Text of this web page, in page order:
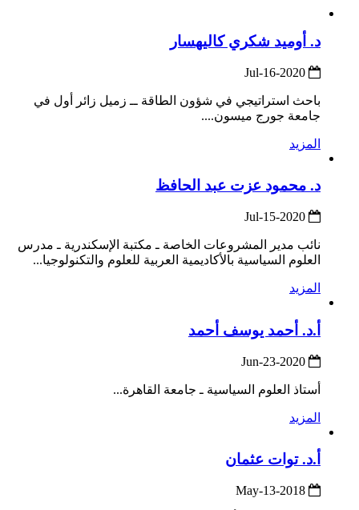
د. أوميد شكري كاليهسار
باحث استراتيجي في شؤون الطاقة ــ زميل زائر أول في
جامعة جورج ميسون....
المزيد
د. محمود عزت عبد الحافظ
نائب مدير المشروعات الخاصة ـ مكتبة الإسكندرية ـ مدرس
العلوم السياسية بالأكاديمية العربية للعلوم والتكنولوجيا...
المزيد
أ.د. أحمد يوسف أحمد
أستاذ العلوم السياسية ـ جامعة القاهرة...
المزيد
أ.د. توات عثمان